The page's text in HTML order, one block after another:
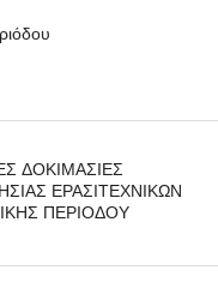
ΔΟΚΙΜΑΣΙΕΣ
ΕΡΑΣΙΤΕΧΝΙΚΩΝ
ΠΕΡΙΟΔΟΥ